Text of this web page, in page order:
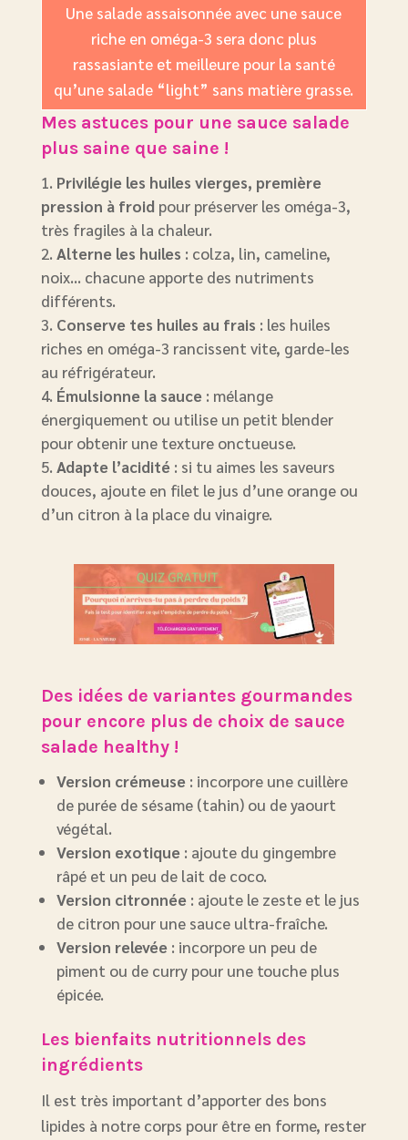
Une salade assaisonnée avec une sauce
riche en oméga-3 sera donc plus
rassasiante et meilleure pour la santé
qu’une salade “light” sans matière grasse.
Mes astuces pour une sauce salade
plus saine que saine !
Privilégie les huiles vierges, première
pression à froid pour préserver les oméga-3,
très fragiles à la chaleur.
Alterne les huiles : colza, lin, cameline,
noix… chacune apporte des nutriments
différents.
Conserve tes huiles au frais : les huiles
riches en oméga-3 rancissent vite, garde-les
au réfrigérateur.
Émulsionne la sauce : mélange
énergiquement ou utilise un petit blender
pour obtenir une texture onctueuse.
Adapte l’acidité : si tu aimes les saveurs
douces, ajoute en filet le jus d’une orange ou
d’un citron à la place du vinaigre.
Des idées de variantes gourmandes
pour encore plus de choix de sauce
salade healthy !
Version crémeuse : incorpore une cuillère
de purée de sésame (tahin) ou de yaourt
végétal.
Version exotique : ajoute du gingembre
râpé et un peu de lait de coco.
Version citronnée : ajoute le zeste et le jus
de citron pour une sauce ultra-fraîche.
Version relevée : incorpore un peu de
piment ou de curry pour une touche plus
épicée.
Les bienfaits nutritionnels des
ingrédients
Il est très important d’apporter des bons
lipides à notre corps pour être en forme, rester